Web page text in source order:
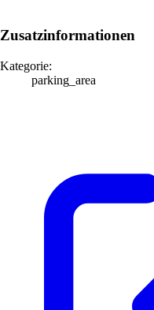
Zusatzinformationen
Kategorie:
parking_area